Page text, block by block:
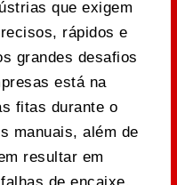
que exigem
rápidos e
grandes desafios
está na
fitas durante o
manuais, além de
resultar em